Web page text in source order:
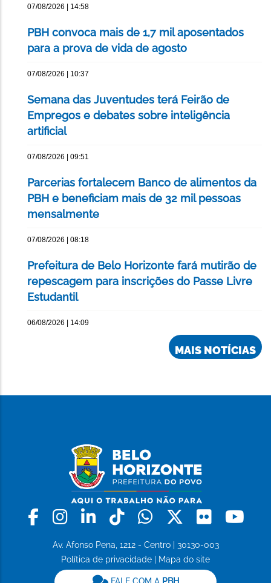
07/08/2026 | 14:58
PBH convoca mais de 1,7 mil aposentados
para a prova de vida de agosto
07/08/2026 | 10:37
Semana das Juventudes terá Feirão de
Empregos e debates sobre inteligência
artificial
07/08/2026 | 09:51
Parcerias fortalecem Banco de alimentos da
PBH e beneficiam mais de 32 mil pessoas
mensalmente
07/08/2026 | 08:18
Prefeitura de Belo Horizonte fará mutirão de
repescagem para inscrições do Passe Livre
Estudantil
06/08/2026 | 14:09
MAIS NOTÍCIAS
Facebook
Instagram
LinkedinTiktokWhatsapp
X Flickr
Av. Afonso Pena, 1212 - Centro | 30130-003
Política de privacidade
Mapa do site